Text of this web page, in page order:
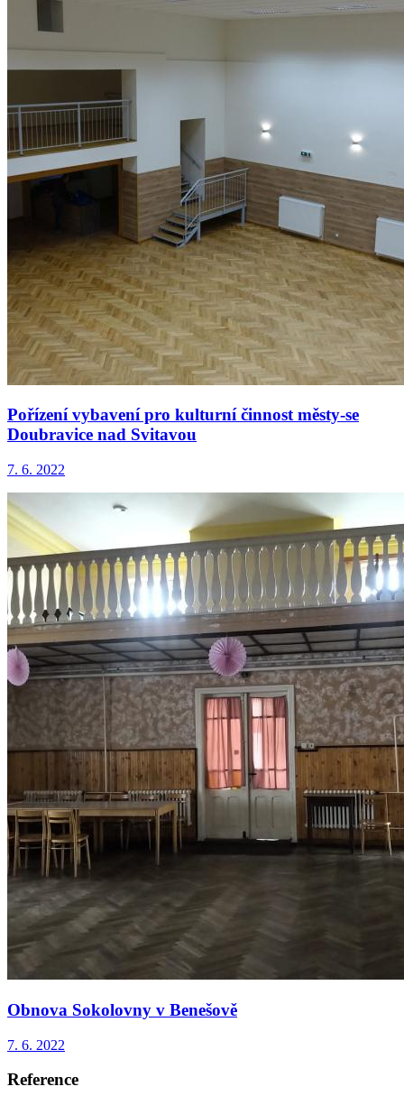
Pořízení vybavení pro kulturní činnost městy-se
Doubravice nad Svitavou
7. 6. 2022
Obnova Sokolovny v Benešově
7. 6. 2022
Reference